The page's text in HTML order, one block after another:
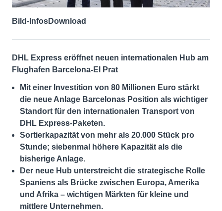
Bild-InfosDownload
DHL Express eröffnet neuen internationalen Hub am
Flughafen Barcelona-El Prat
Mit einer Investition von 80 Millionen Euro stärkt
die neue Anlage Barcelonas Position als wichtiger
Standort für den internationalen Transport von
DHL Express-Paketen.
Sortierkapazität von mehr als 20.000 Stück pro
Stunde; siebenmal höhere Kapazität als die
bisherige Anlage.
Der neue Hub unterstreicht die strategische Rolle
Spaniens als Brücke zwischen Europa, Amerika
und Afrika – wichtigen Märkten für kleine und
mittlere Unternehmen.